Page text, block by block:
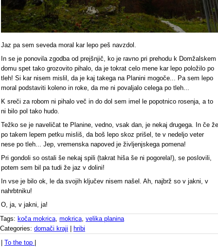
Jaz pa sem seveda moral kar lepo peš navzdol.
In se je ponovila zgodba od prejšnjič, ko je ravno pri prehodu k Domžalskem
domu spet tako grozovito pihalo, da je tokrat celo mene kar lepo položilo po
tleh! Si kar nisem mislil, da je kaj takega na Planini mogoče... Pa sem lepo
moral podstaviti koleno in roke, da me ni povaljalo celega po tleh...
K sreči za robom ni pihalo več in do dol sem imel le popotnico rosenja, a to
ni bilo pol tako hudo.
Težko se je naveličat te Planine, vedno, vsak dan, je nekaj drugega. In če že
po takem lepem petku misliš, da boš lepo skoz prišel, te v nedeljo veter
nese po tleh... Jep, vremenska napoved je življenjskega pomena!
Pri gondoli so ostali še nekaj spili (takrat hiša še ni pogorela!), se poslovili,
potem sem bil pa tudi že jaz v dolini!
In vse je bilo ok, le da svojih ključev nisem našel. Ah, najbrž so v jakni, v
nahrbtniku!
O, ja, v jakni, ja!
Tags: koča mokrica, mokrica, velika planina
Categories: domači kraji
hribi
To the top